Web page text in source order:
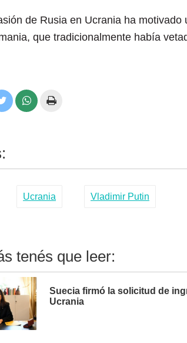
de Rusia en Ucrania ha
que tradicionalmente había
Ucrania Vladimir Putin
tenés que leer:
Suecia firmó la solicitud de
Ucrania